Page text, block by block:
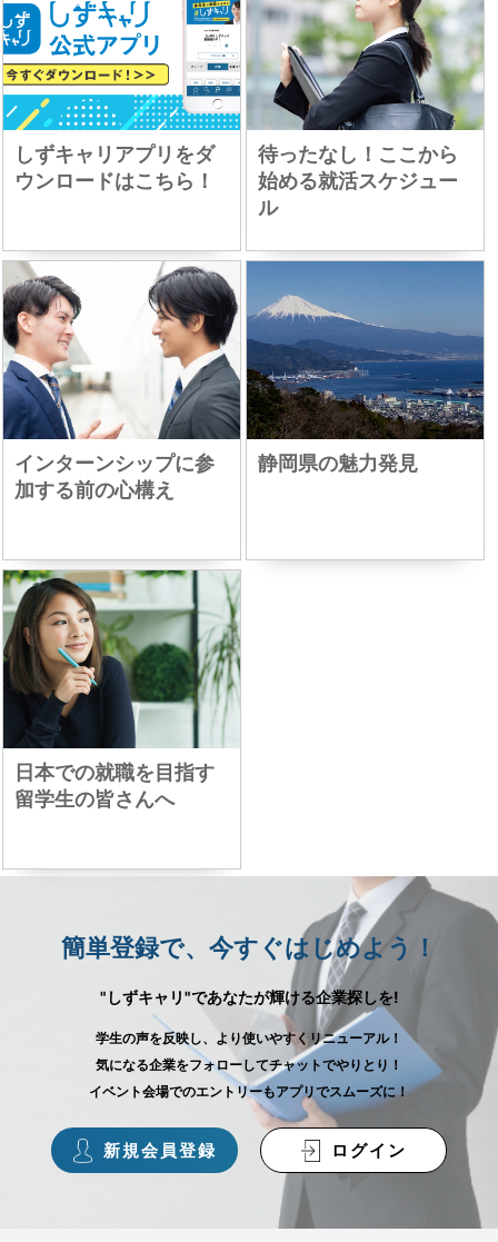
しずキャリアプリをダ
ウンロードはこちら！
待ったなし！ここから
始める就活スケジュー
ル
インターンシップに参
加する前の心構え
静岡県の魅力発見
日本での就職を目指す
留学生の皆さんへ
簡単登録で、今すぐはじめよう！
"しずキャリ"であなたが輝ける企業探しを!
学生の声を反映し、より使いやすくリニューアル！
気になる企業をフォローしてチャットでやりとり！
イベント会場でのエントリーもアプリでスムーズに！
新規会員登録 ログイン